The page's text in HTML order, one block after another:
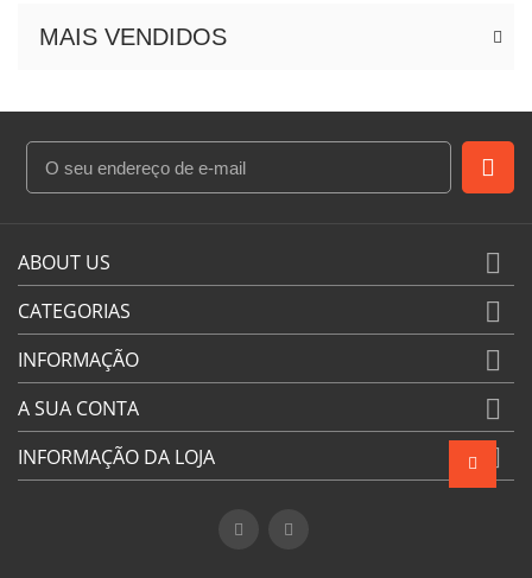
MAIS VENDIDOS
ABOUT US 
CATEGORIAS 
INFORMAÇÃO 
A SUA CONTA 
INFORMAÇÃO DA LOJA 